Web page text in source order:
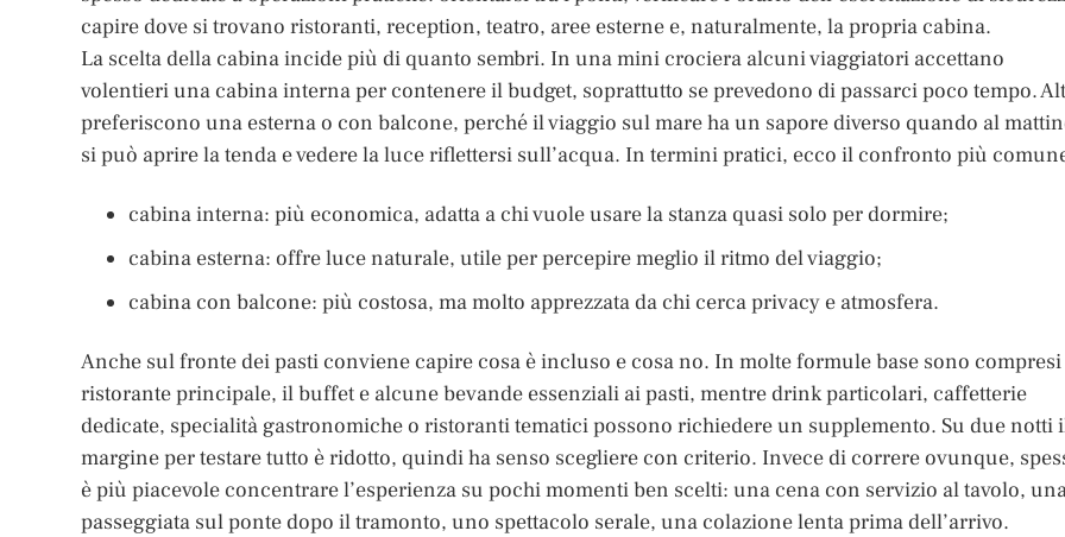
capire dove si trovano ristoranti, reception, teatro, aree esterne e, naturalmente, la propria cabina.
La scelta della cabina incide più di quanto sembri. In una mini crociera alcuni viaggiatori accettano
volentieri una cabina interna per contenere il budget, soprattutto se prevedono di passarci poco tempo.
preferiscono una esterna o con balcone, perché il viaggio sul mare ha un sapore diverso quando al
si può aprire la tenda e vedere la luce riflettersi sull’acqua. In termini pratici, ecco il confronto più
cabina interna: più economica, adatta a chi vuole usare la stanza quasi solo per dormire;
cabina esterna: offre luce naturale, utile per percepire meglio il ritmo del viaggio;
cabina con balcone: più costosa, ma molto apprezzata da chi cerca privacy e atmosfera.
Anche sul fronte dei pasti conviene capire cosa è incluso e cosa no. In molte formule base sono
ristorante principale, il buffet e alcune bevande essenziali ai pasti, mentre drink particolari, caffetterie
dedicate, specialità gastronomiche o ristoranti tematici possono richiedere un supplemento. Su due notti
margine per testare tutto è ridotto, quindi ha senso scegliere con criterio. Invece di correre ovunque,
è più piacevole concentrare l’esperienza su pochi momenti ben scelti: una cena con servizio al tavolo,
passeggiata sul ponte dopo il tramonto, uno spettacolo serale, una colazione lenta prima dell’arrivo.